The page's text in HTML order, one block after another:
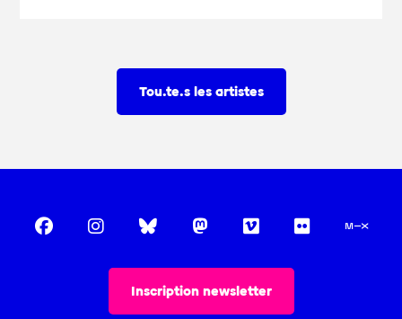
Tou.te.s les artistes
Inscription newsletter